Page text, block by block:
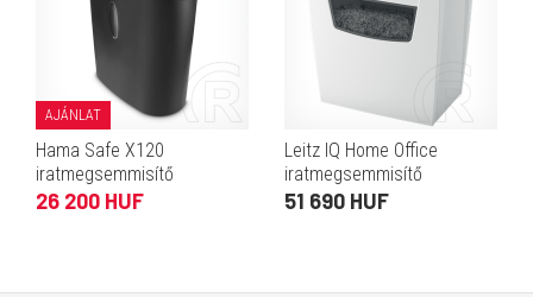
AJÁNLAT
Hama Safe X120
iratmegsemmisítő
26 200 HUF
Leitz IQ Home Office
iratmegsemmisítő
51 690 HUF